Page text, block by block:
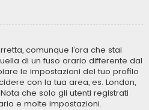
comunque l’ora che stai
di un fuso orario differente dal
le impostazioni del tuo profilo
con la tua area, es. London,
Nota che solo gli utenti registrati
e molte impostazioni.